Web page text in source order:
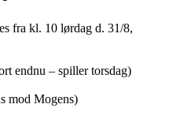
fra kl. 10 lørdag d. 31/8,
endnu – spiller torsdag)
mod Mogens)